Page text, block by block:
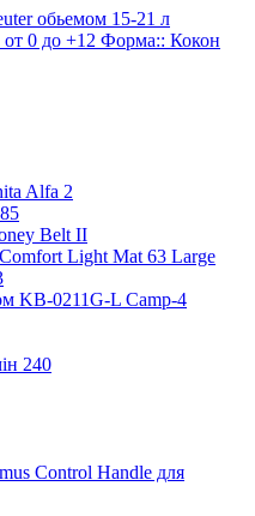
обьемом 15-21 л
от 0 до +12 Форма:: Кокон
Alfa 2
Belt II
Light Mat 63 Large
KB-0211G-L Camp-4
240
Control Handle для